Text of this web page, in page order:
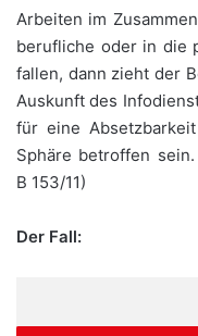
Arbeiten im
berufliche oder in die
fallen, dann zieht der
Auskunft des
für eine
Sphäre betroffen
B 153/11)
Der Fall: